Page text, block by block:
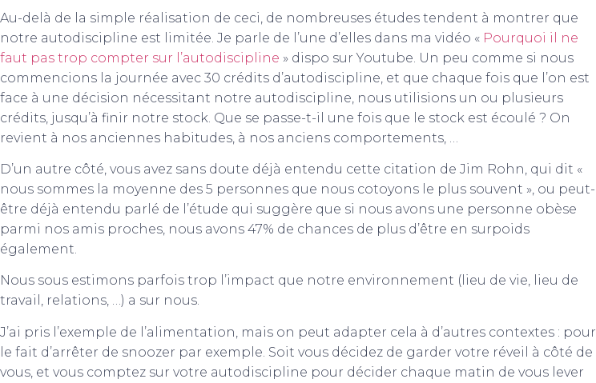
Au-delà de la simple réalisation de ceci, de nombreuses études tendent à montrer que
notre autodiscipline est limitée. Je parle de l’une d’elles dans ma vidéo « Pourquoi il ne
faut pas trop compter sur l’autodiscipline » dispo sur Youtube. Un peu comme si nous
commencions la journée avec 30 crédits d’autodiscipline, et que chaque fois que l’on est
face à une décision nécessitant notre autodiscipline, nous utilisions un ou plusieurs
crédits, jusqu’à finir notre stock. Que se passe-t-il une fois que le stock est écoulé ? On
revient à nos anciennes habitudes, à nos anciens comportements, …
D’un autre côté, vous avez sans doute déjà entendu cette citation de Jim Rohn, qui dit «
nous sommes la moyenne des 5 personnes que nous cotoyons le plus souvent », ou peut-
être déjà entendu parlé de l’étude qui suggère que si nous avons une personne obèse
parmi nos amis proches, nous avons 47% de chances de plus d’être en surpoids
également.
Nous sous estimons parfois trop l’impact que notre environnement (lieu de vie, lieu de
travail, relations, …) a sur nous.
J’ai pris l’exemple de l’alimentation, mais on peut adapter cela à d’autres contextes : pour
le fait d’arrêter de snoozer par exemple. Soit vous décidez de garder votre réveil à côté de
vous, et vous comptez sur votre autodiscipline pour décider chaque matin de vous lever